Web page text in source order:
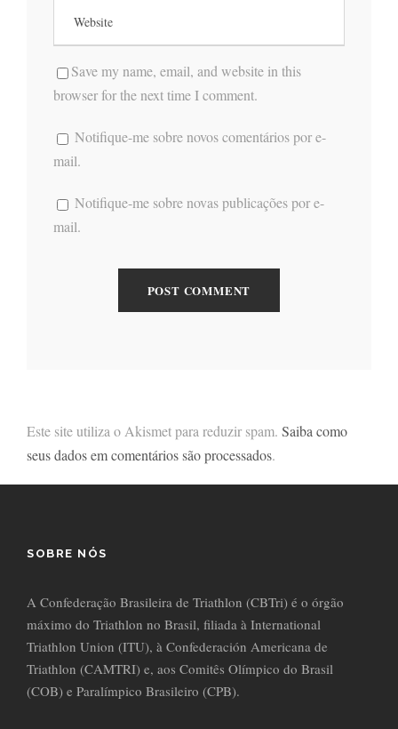
Save my name, email, and website in this
browser for the next time I comment.
Notifique-me sobre novos comentários por e-
mail.
Notifique-me sobre novas publicações por e-
mail.
Este site utiliza o Akismet para reduzir spam. Saiba como
seus dados em comentários são processados.
SOBRE NÓS
A Confederação Brasileira de Triathlon (CBTri) é o órgão
máximo do Triathlon no Brasil, filiada à International
Triathlon Union (ITU), à Confederación Americana de
Triathlon (CAMTRI) e, aos Comitês Olímpico do Brasil
(COB) e Paralímpico Brasileiro (CPB).